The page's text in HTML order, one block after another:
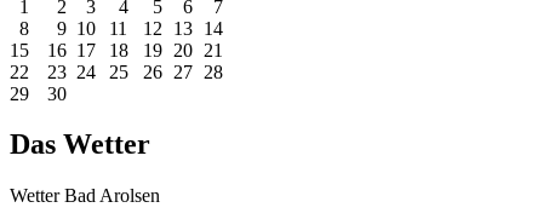
1 2 3 4 5 6
7
8
9 10 11 12 13 14
15
16 17 18 19 20 21
22
23 24 25 26 27 28
29
30
Das Wetter
Wetter Bad Arolsen